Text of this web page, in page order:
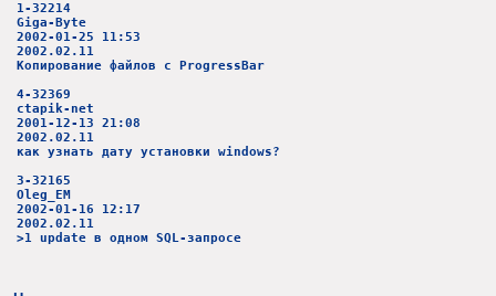
1-32214
Giga-Byte
2002-01-25 11:53
2002.02.11
Копирование файлов с ProgressBar
4-32369
ctapik-net
2001-12-13 21:08
2002.02.11
как узнать дату установки windows?
3-32165
Oleg_EM
2002-01-16 12:17
2002.02.11
>1 update в одном SQL-запросе